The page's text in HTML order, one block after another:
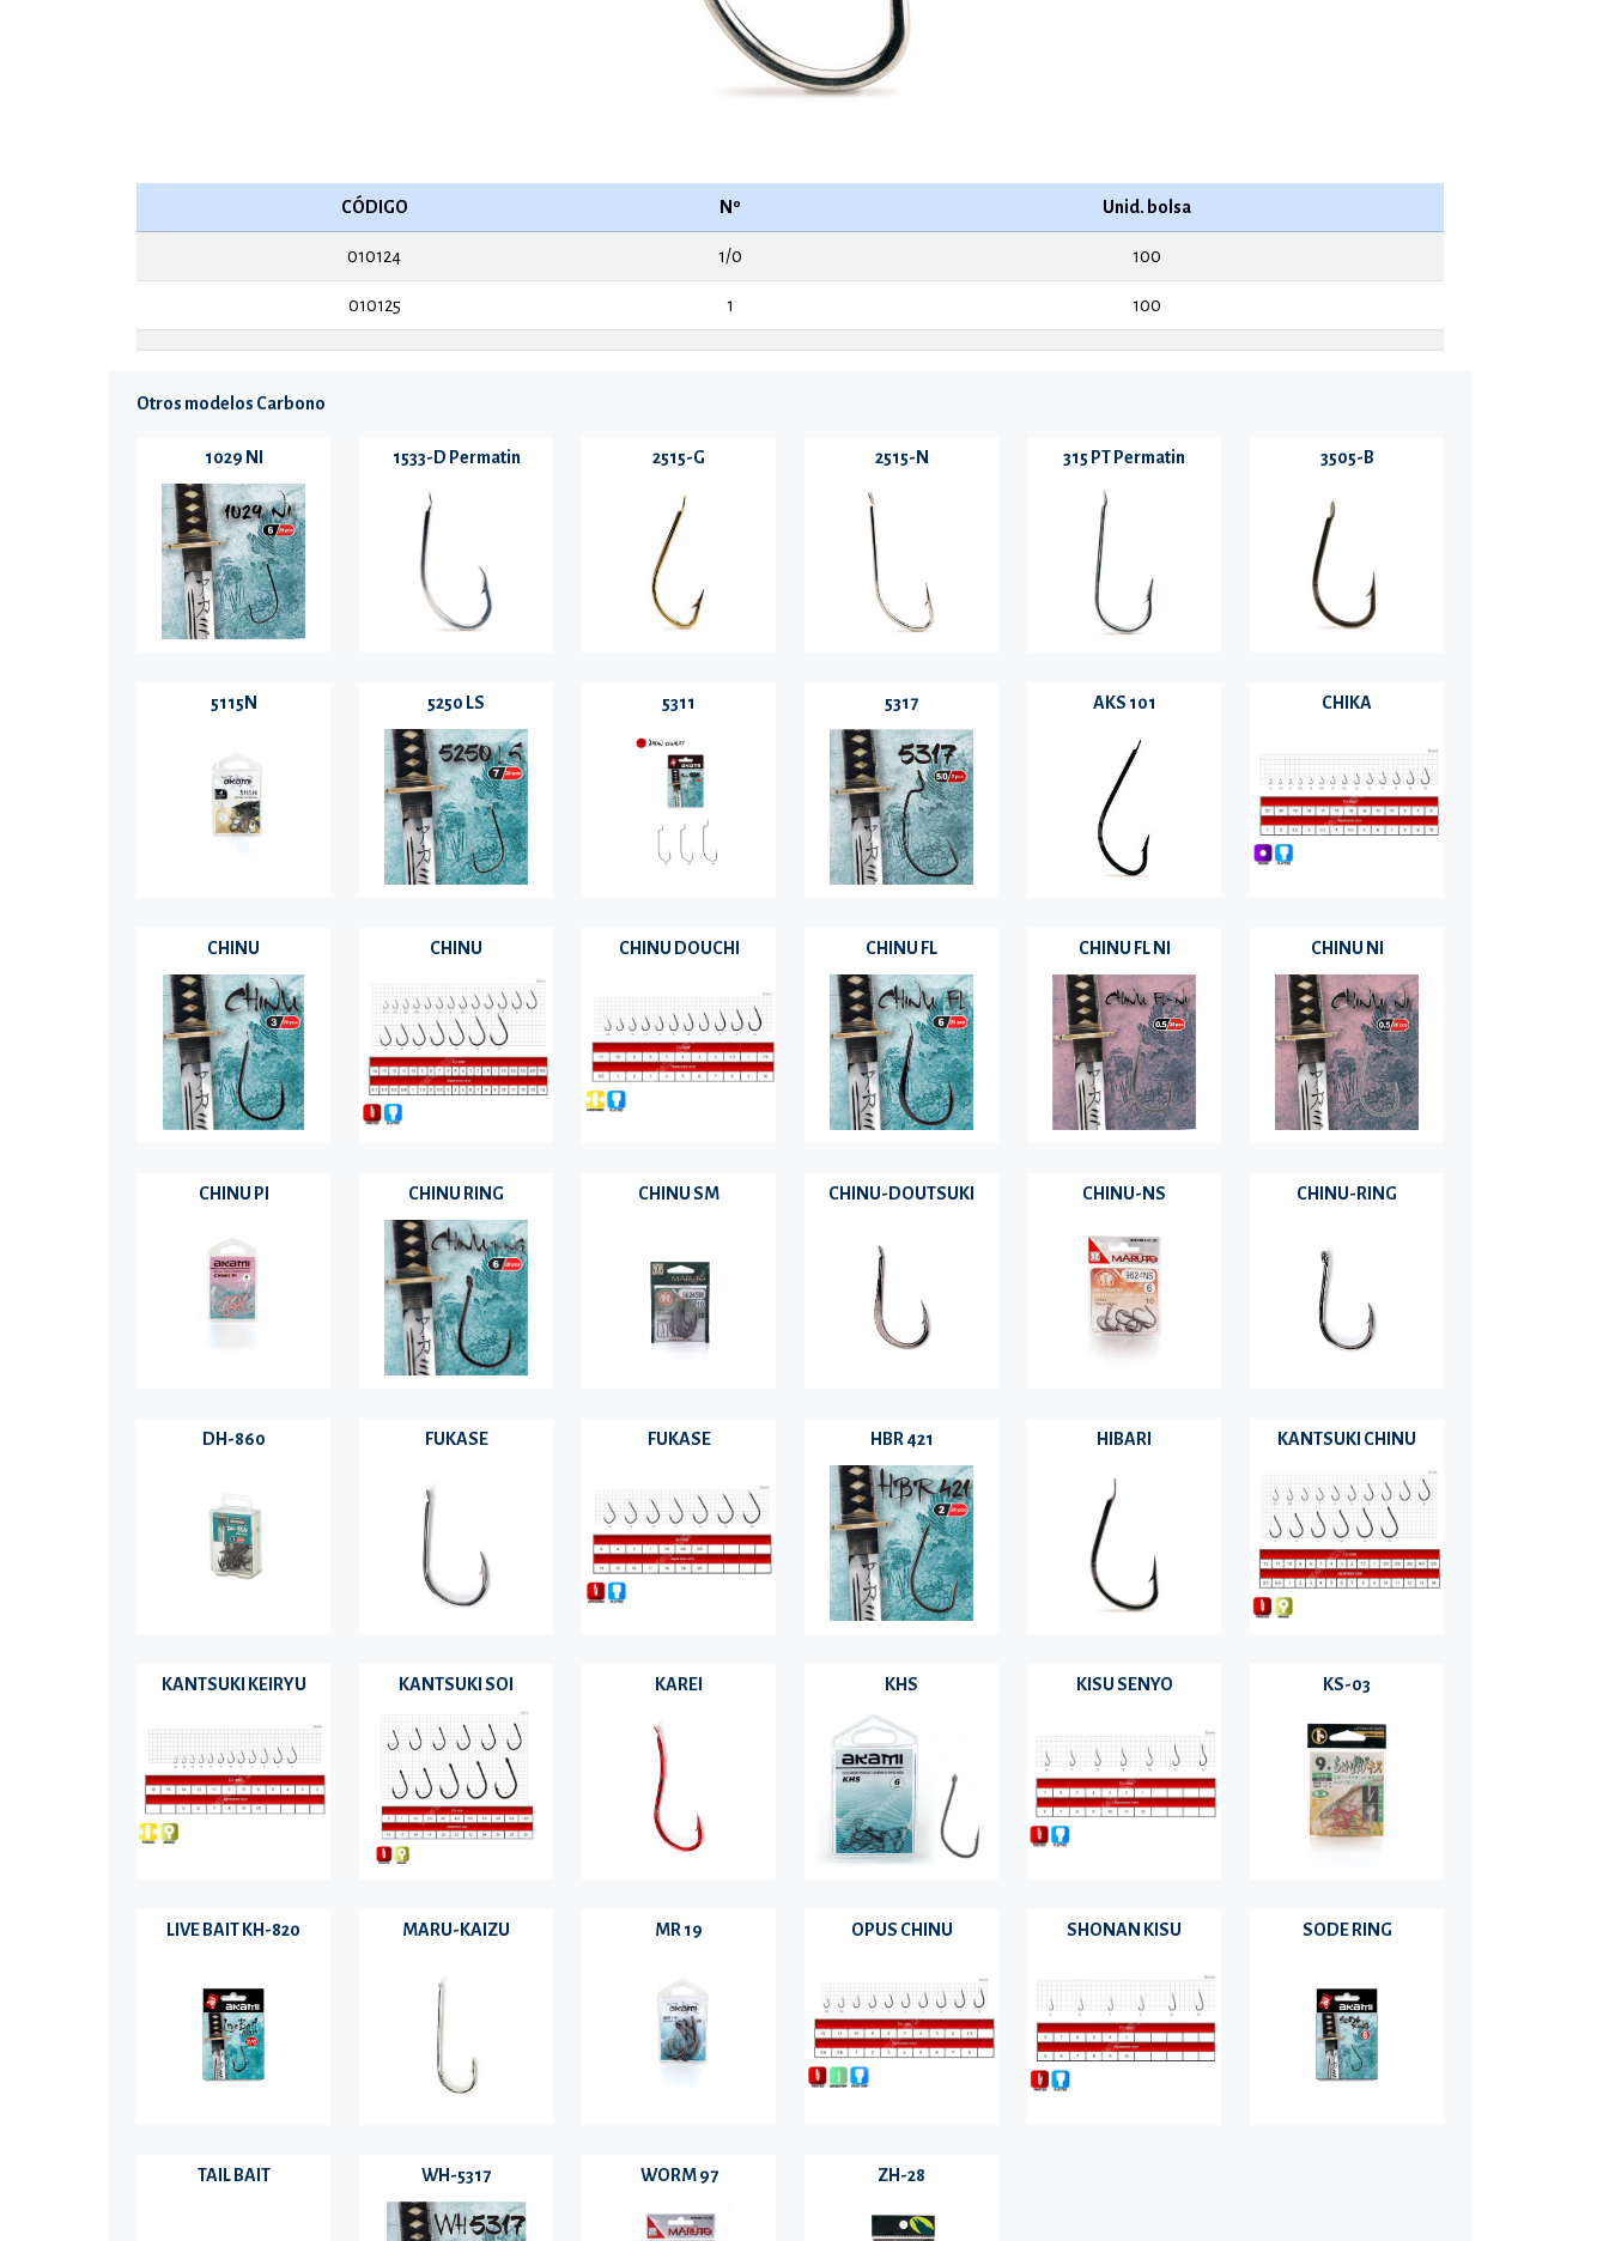
CÓDIGO Nº Unid. bolsa
010124 1/0 100
010125 1 100
Otros modelos Carbono
1029 NI 1533-D Permatin 2515-G 2515-N 315 PT Permatin 3505-B
5115N 5250 LS 5311 5317 AKS 101 CHIKA
CHINU CHINU CHINU DOUCHI CHINU FL CHINU FL NI CHINU NI
CHINU PI CHINU RING CHINU SM CHINU-DOUTSUKI CHINU-NS CHINU-RING
DH-860 FUKASE FUKASE HBR 421 HIBARI KANTSUKI CHINU
KANTSUKI KEIRYU KANTSUKI SOI KAREI KHS KISU SENYO KS-03
LIVE BAIT KH-820 MARU-KAIZU MR 19 OPUS CHINU SHONAN KISU SODE RING
TAIL BAIT WH-5317 WORM 97 ZH-28